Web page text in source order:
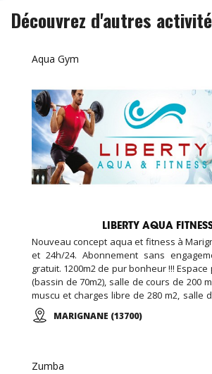
Découvrez d'autres
Aqua Gym
LIBERTY AQUA
Nouveau concept aqua et fitness à
et 24h/24. Abonnement sans
gratuit. 1200m2 de pur bonheur !!! Espace
(bassin de 70m2), salle de cours de 200
muscu et charges libre de 280 m2, salle
salle de cross training de 120m2,
de 100m2, espace bar et détente avec
individuelle de 100m2, ...
MARIGNANE (13700)
Zumba